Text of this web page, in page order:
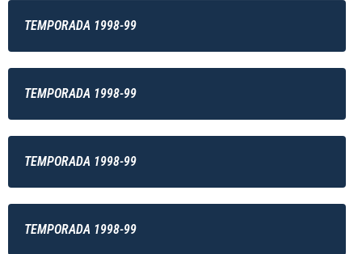
TEMPORADA 1998-99
TEMPORADA 1998-99
TEMPORADA 1998-99
TEMPORADA 1998-99